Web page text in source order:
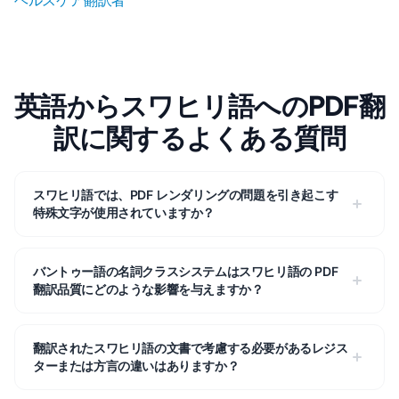
英語からスワヒリ語へのPDF翻
訳に関するよくある質問
スワヒリ語では、PDF レンダリングの問題を引き起こす
特殊文字が使用されていますか？
バントゥー語の名詞クラスシステムはスワヒリ語の PDF
翻訳品質にどのような影響を与えますか？
翻訳されたスワヒリ語の文書で考慮する必要があるレジス
ターまたは方言の違いはありますか？